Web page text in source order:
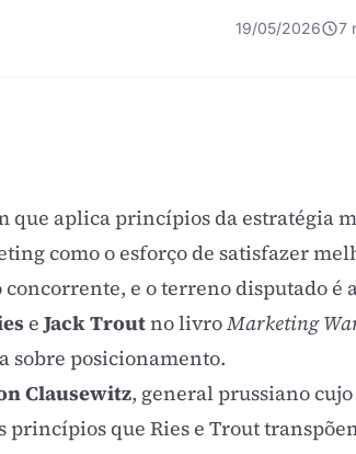
19/05/2026 7
que aplica princípios da estratégia
como o esforço de satisfazer
e o terreno disputado é
eJack Troutno livroMarketing
sobre posicionamento.
Clausewitz, general prussiano
que Ries e Trout